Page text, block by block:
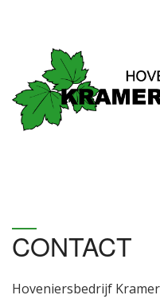
CONTACT
Hoveniersbedrijf